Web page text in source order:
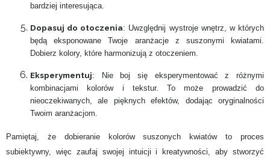
bardziej interesująca.
Dopasuj do otoczenia: Uwzględnij wystroje wnętrz, w których
będą eksponowane Twoje aranżacje z suszonymi kwiatami.
Dobierz kolory, które harmonizują z otoczeniem.
Eksperymentuj: Nie boj się eksperymentować z różnymi
kombinacjami kolorów i tekstur. To może prowadzić do
nieoczekiwanych, ale pięknych efektów, dodając oryginalności
Twoim aranżacjom.
Pamiętaj, że dobieranie kolorów suszonych kwiatów to proces
subiektywny, więc zaufaj swojej intuicji i kreatywności, aby stworzyć